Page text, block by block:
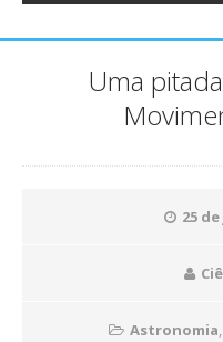
Uma
25
Astronomia,